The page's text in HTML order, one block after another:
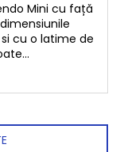
Mini cu față
cu o latime de